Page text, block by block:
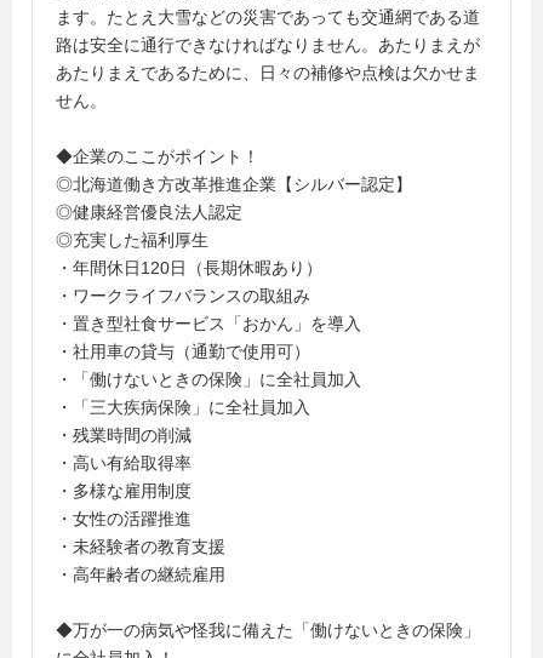
ます。たとえ大雪などの災害であっても交通網である道
路は安全に通行できなければなりません。あたりまえが
あたりまえであるために、日々の補修や点検は欠かせま
せん。
◆企業のここがポイント！
◎北海道働き方改革推進企業【シルバー認定】
◎健康経営優良法人認定
◎充実した福利厚生
・年間休日120日（長期休暇あり）
・ワークライフバランスの取組み
・置き型社食サービス「おかん」を導入
・社用車の貸与（通勤で使用可）
・「働けないときの保険」に全社員加入
・「三大疾病保険」に全社員加入
・残業時間の削減
・高い有給取得率
・多様な雇用制度
・女性の活躍推進
・未経験者の教育支援
・高年齢者の継続雇用
◆万が一の病気や怪我に備えた「働けないときの保険」